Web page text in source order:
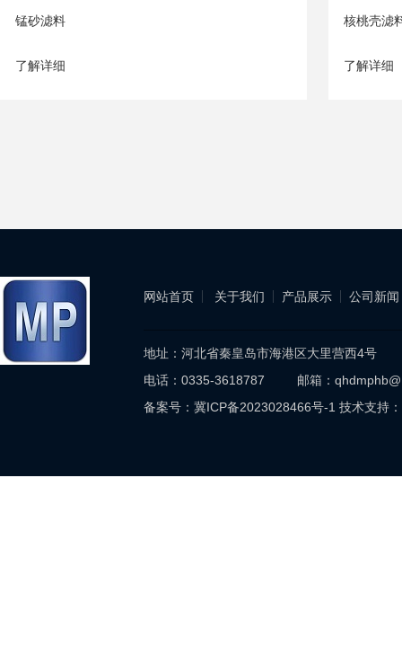
锰砂滤料
了解详细
核桃壳滤
了解详细
网站首页 关于我们 产品展示 公司新闻
地址：河北省秦皇岛市海港区大里营西4号
电话：0335-3618787 邮箱：
备案号： 冀ICP备2023028466号-1 技术支持：